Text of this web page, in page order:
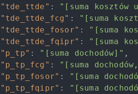
"tde_ttde" : "[suma kosztów
"tde_ttde_fcg" : "[suma
"tde_ttde_fosor" :
"[suma
"tde_ttde_fqipr" :
"[suma
"p_tp" : "[suma dochodów]" ,
"p_tp_fcg" : "[suma
"p_tp_fosor" : "[suma
"p_tp_fqipr" : "[suma